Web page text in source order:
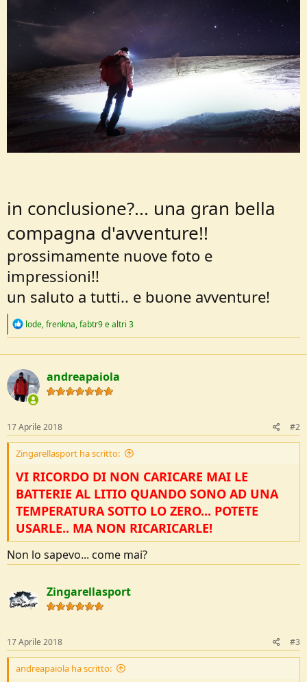
in conclusione?... una gran bella
compagna d'avventure!!
prossimamente nuove foto e
impressioni!!
un saluto a tutti.. e buone avventure!
R
c
t
i
o
n
lode,frenkna,fabtr9e altri 3
andreapaiola
17 Aprile 2018 #2
Zingarellasport ha scritto:
VI RICORDO DI NON CARICARE MAI LE
BATTERIE AL LITIO QUANDO SONO AD UNA
TEMPERATURA SOTTO LO ZERO... POTETE
USARLE.. MA NON RICARICARLE!
Non lo sapevo... come mai?
Zingarellasport
17 Aprile 2018 #3
andreapaiola ha scritto: